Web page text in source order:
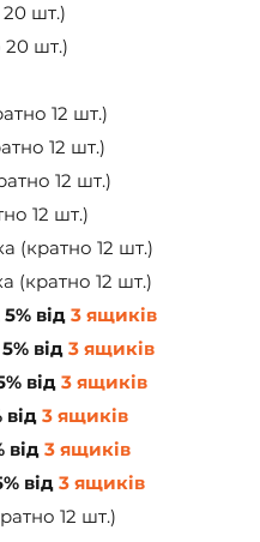
20 шт.)
20 шт.)
12 шт.)
12 шт.)
12 шт.)
12 шт.)
(кратно 12 шт.)
(кратно 12 шт.)
5% від 3 ящиків
5% від 3 ящиків
від 3 ящиків
від 3 ящиків
від 3 ящиків
від 3 ящиків
12 шт.)